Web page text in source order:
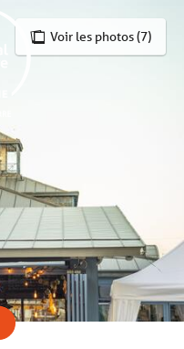
Voir les photos (7)